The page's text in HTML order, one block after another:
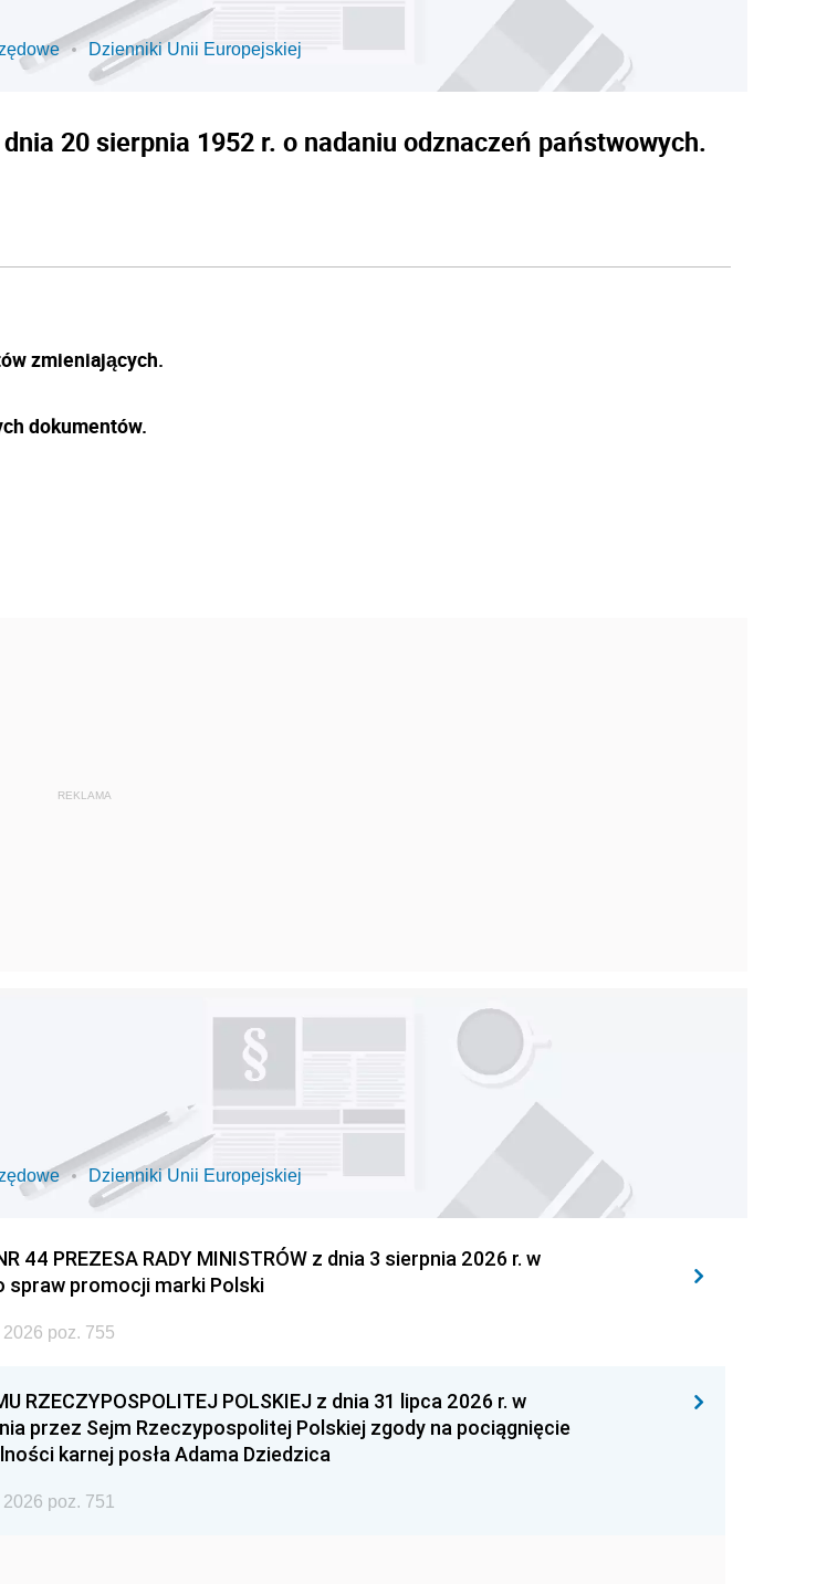
Dzienniki Unii Europejskiej
20 sierpnia 1952 r. o nadaniu odznaczeń państwowych.
zmieniających.
dokumentów.
Dzienniki Unii Europejskiej
44 PREZESA RADY MINISTRÓW z dnia 3 sierpnia 2026 r. w
spraw promocji marki Polski
poz. 755
RZECZYPOSPOLITEJ POLSKIEJ z dnia 31 lipca 2026 r. w
przez Sejm Rzeczypospolitej Polskiej zgody na pociągnięcie
karnej posła Adama Dziedzica
poz. 751